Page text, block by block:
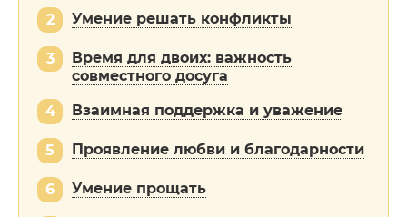
2 Умение решать конфликты
3
Время для двоих: важность
совместного досуга
4 Взаимная поддержка и уважение
5 Проявление любви и благодарности
6 Умение прощать